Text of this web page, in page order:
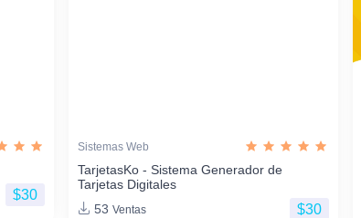
$30
Sistemas Web
TarjetasKo - Sistema Generador de
Tarjetas Digitales
53 Ventas $30